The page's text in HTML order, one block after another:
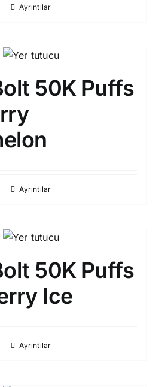
Ayrıntılar
50K Puffs
Ayrıntılar
50K Puffs
Ice
Ayrıntılar